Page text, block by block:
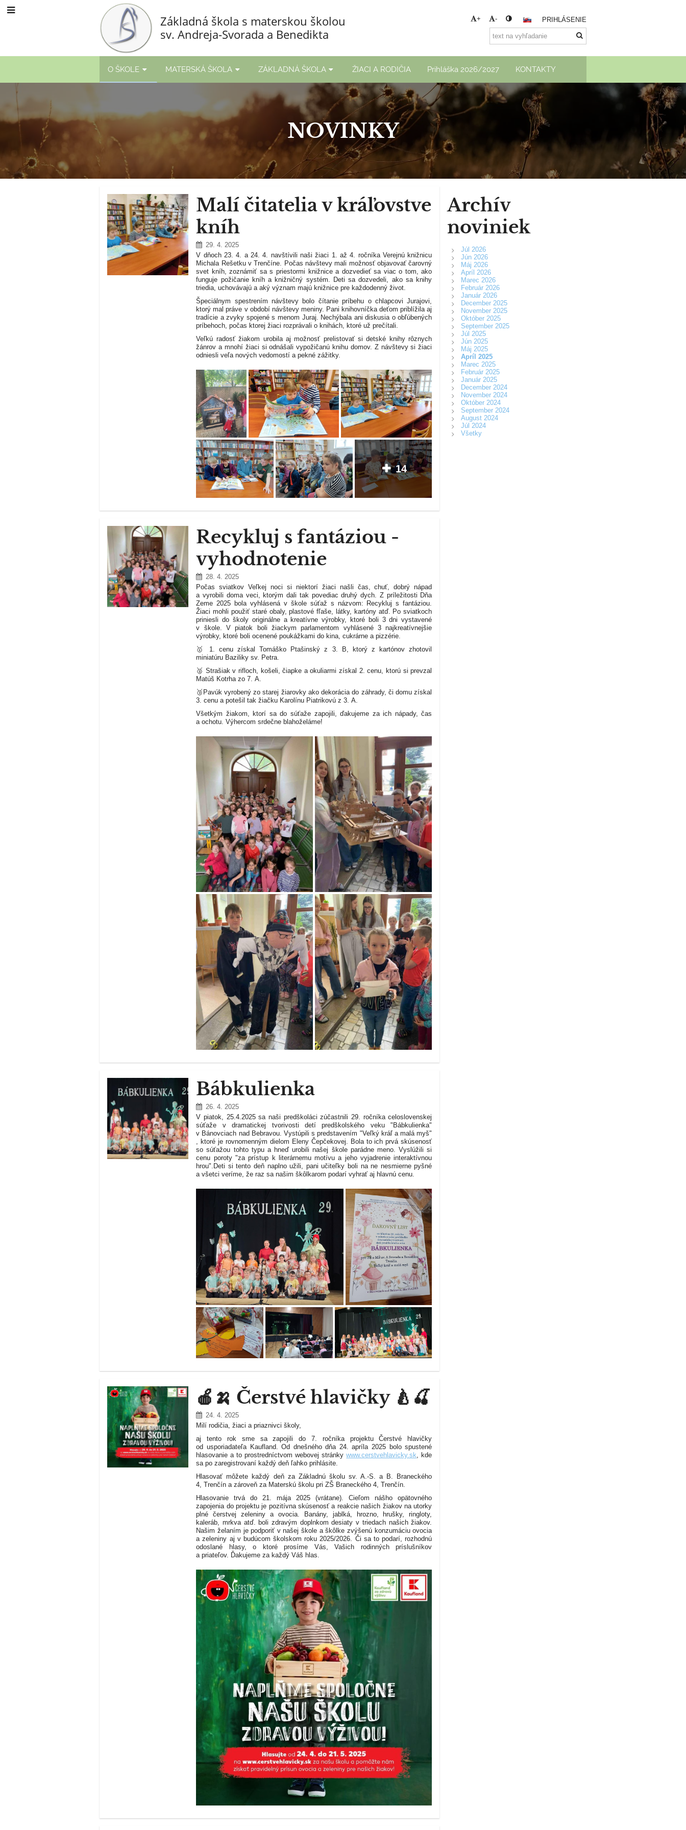
Základná škola s materskou školou
sv. Andreja-Svorada a Benedikta
+ - PRIHLÁSENIE
O ŠKOLE MATERSKÁ ŠKOLA ZÁKLADNÁ ŠKOLA ŽIACI A RODIČIA Prihláška 2026/2027 KONTAKTY
NOVINKY
Malí čitatelia v kráľovstve
kníh
29. 4. 2025
V dňoch 23. 4. a 24. 4. navštívili naši žiaci 1. až 4. ročníka Verejnú knižnicu
Michala Rešetku v Trenčíne. Počas návštevy mali možnosť objavovať čarovný
svet kníh, zoznámiť sa s priestormi knižnice a dozvedieť sa viac o tom, ako
funguje požičanie kníh a knižničný systém. Deti sa dozvedeli, ako sa knihy
triedia, uchovávajú a aký význam majú knižnice pre každodenný život.
Špeciálnym spestrením návštevy bolo čítanie príbehu o chlapcovi Jurajovi,
ktorý mal práve v období návštevy meniny. Pani knihovníčka deťom priblížila aj
tradície a zvyky spojené s menom Juraj. Nechýbala ani diskusia o obľúbených
príbehoch, počas ktorej žiaci rozprávali o knihách, ktoré už prečítali.
Veľkú radosť žiakom urobila aj možnosť prelistovať si detské knihy rôznych
žánrov a mnohí žiaci si odnášali vypožičanú knihu domov. Z návštevy si žiaci
odniesli veľa nových vedomostí a pekné zážitky.
14
Recykluj s fantáziou -
vyhodnotenie
28. 4. 2025
Počas sviatkov Veľkej noci si niektorí žiaci našli čas, chuť, dobrý nápad
a vyrobili doma veci, ktorým dali tak povediac druhý dych. Z príležitosti Dňa
Zeme 2025 bola vyhlásená v škole súťaž s názvom: Recykluj s fantáziou.
Žiaci mohli použiť staré obaly, plastové fľaše, látky, kartóny atď. Po sviatkoch
priniesli do školy originálne a kreatívne výrobky, ktoré boli 3 dni vystavené
v škole. V piatok boli žiackym parlamentom vyhlásené 3 najkreatívnejšie
výrobky, ktoré boli ocenené poukážkami do kina, cukrárne a pizzérie.
🥇 1. cenu získal Tomáško Ptašinský z 3. B, ktorý z kartónov zhotovil
miniatúru Baziliky sv. Petra.
🥈 Strašiak v rifloch, košeli, čiapke a okuliarmi získal 2. cenu, ktorú si prevzal
Matúš Kotrha zo 7. A.
🥉Pavúk vyrobený zo starej žiarovky ako dekorácia do záhrady, či domu získal
3. cenu a potešil tak žiačku Karolínu Piatrikovú z 3. A.
Všetkým žiakom, ktorí sa do súťaže zapojili, ďakujeme za ich nápady, čas
a ochotu. Výhercom srdečne blahoželáme!
Bábkulienka
26. 4. 2025
V piatok, 25.4.2025 sa naši predškoláci zúčastnili 29. ročníka celoslovenskej
súťaže v dramatickej tvorivosti detí predškolského veku "Bábkulienka"
v Bánovciach nad Bebravou. Vystúpili s predstavením "Veľký kráľ a malá myš"
, ktoré je rovnomenným dielom Eleny Čepčekovej. Bola to ich prvá skúsenosť
so súťažou tohto typu a hneď urobili našej škole parádne meno. Vyslúžili si
cenu poroty "za prístup k literárnemu motívu a jeho vyjadrenie interaktívnou
hrou".Deti si tento deň naplno užili, pani učiteľky boli na ne nesmierne pyšné
a všetci veríme, že raz sa našim škôlkarom podarí vyhrať aj hlavnú cenu.
🍎🍌 Čerstvé hlavičky 🍐🍒
24. 4. 2025
Milí rodičia, žiaci a priaznivci školy,
aj tento rok sme sa zapojili do 7. ročníka projektu Čerstvé hlavičky
od usporiadateľa Kaufland. Od dnešného dňa 24. apríla 2025 bolo spustené
hlasovanie a to prostredníctvom webovej stránky www.cerstvehlavicky.sk , kde
sa po zaregistrovaní každý deň ľahko prihlásite.
Hlasovať môžete každý deň za Základnú školu sv. A.-S. a B. Braneckého
4, Trenčín a zároveň za Materskú školu pri ZŠ Braneckého 4, Trenčín.
Hlasovanie trvá do 21. mája 2025 (vrátane).Cieľom nášho opätovného
zapojenia do projektu je pozitívna skúsenosť a reakcie našich žiakov na utorky
plné čerstvej zeleniny a ovocia. Banány, jablká, hrozno, hrušky, ringloty,
kaleráb, mrkva atď. boli zdravým doplnkom desiaty v triedach našich žiakov.
Našim želaním je podporiť v našej škole a škôlke zvýšenú konzumáciu ovocia
a zeleniny aj v budúcom školskom roku 2025/2026. Či sa to podarí, rozhodnú
odoslané hlasy, o ktoré prosíme Vás, Vašich rodinných príslušníkov
a priateľov. Ďakujeme za každý Váš hlas.
Archív
noviniek
Júl 2026
Jún 2026
Máj 2026
Apríl 2026
Marec 2026
Február 2026
Január 2026
December 2025
November 2025
Október 2025
September 2025
Júl 2025
Jún 2025
Máj 2025
Apríl 2025
Marec 2025
Február 2025
Január 2025
December 2024
November 2024
Október 2024
September 2024
August 2024
Júl 2024
Všetky